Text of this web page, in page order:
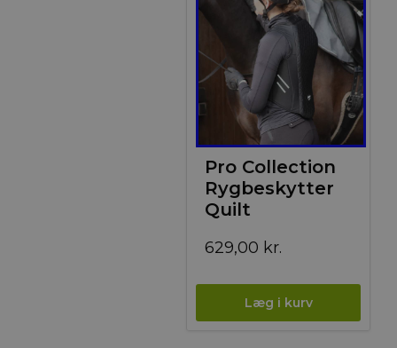
Pro Collection
Rygbeskytter
Quilt
629,00 kr.